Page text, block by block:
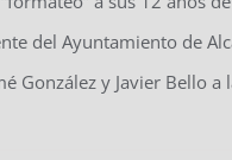
del Ayuntamiento de
González y Javier Bello a